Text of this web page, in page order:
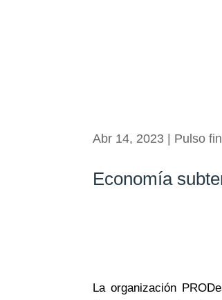
Abr 14, 2023 Pulso
Economía
La organización